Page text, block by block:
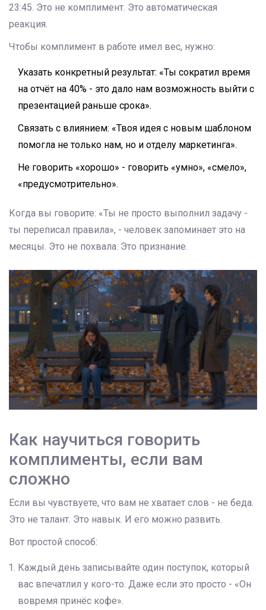
23:45. Это не комплимент. Это автоматическая
реакция.
Чтобы комплимент в работе имел вес, нужно:
Указать конкретный результат: «Ты сократил время
на отчёт на 40% - это дало нам возможность выйти с
презентацией раньше срока».
Связать с влиянием: «Твоя идея с новым шаблоном
помогла не только нам, но и отделу маркетинга».
Не говорить «хорошо» - говорить «умно», «смело»,
«предусмотрительно».
Когда вы говорите: «Ты не просто выполнил задачу -
ты переписал правила», - человек запоминает это на
месяцы. Это не похвала. Это признание.
Как научиться говорить
комплименты, если вам
сложно
Если вы чувствуете, что вам не хватает слов - не беда.
Это не талант. Это навык. И его можно развить.
Вот простой способ:
Каждый день записывайте один поступок, который
вас впечатлил у кого-то. Даже если это просто - «Он
вовремя принёс кофе».